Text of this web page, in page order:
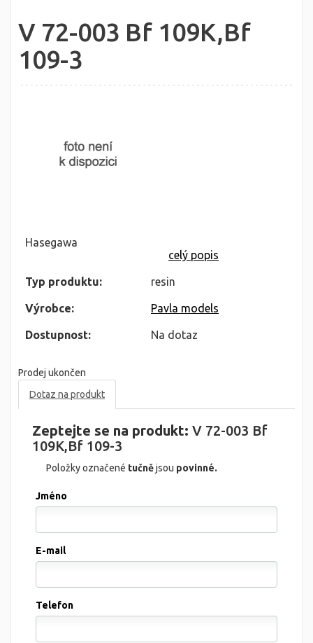
V 72-003 Bf 109K,Bf
109-3
Hasegawa
celý popis
Typ produktu: resin
Výrobce: Pavla models
Dostupnost: Na dotaz
Prodej ukončen
Dotaz na produkt
Zeptejte se na produkt: V 72-003 Bf
109K,Bf 109-3
Položky označené tučnějsou povinné.
Jméno
E-mail
Telefon